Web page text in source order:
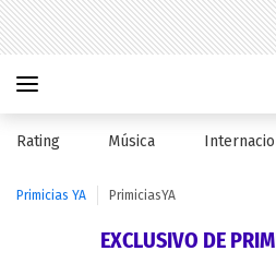
Rating Música
Primicias YA PrimiciasYA
EXCLUSIVO DE